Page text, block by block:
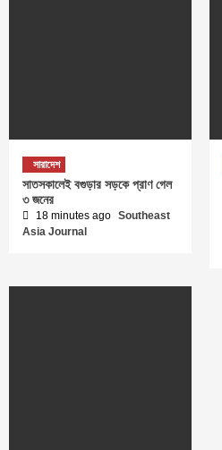
সারাদেশ
সাতসকালেই বগুড়ার সড়কে প্রাণ গেল
৩ জনের
18 minutes ago Southeast
Asia Journal